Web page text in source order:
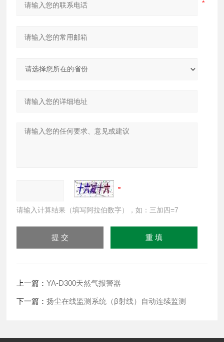
请输入计算结果（填写阿拉伯数字），如：三加四=7
上一篇：YA-D300天然气报警器
下一篇：扬尘在线监测系统（β射线）自动连续监测